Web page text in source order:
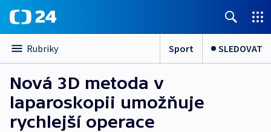
Rubriky Sport SLEDOVAT
Nová 3D metoda v
laparoskopii umožňuje
rychlejší operace